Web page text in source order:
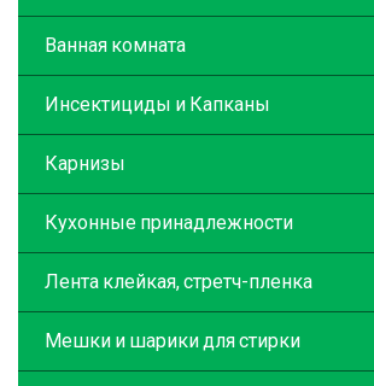
Ванная комната
Инсектициды и Капканы
Карнизы
Кухонные принадлежности
Лента клейкая, стретч-пленка
Мешки и шарики для стирки